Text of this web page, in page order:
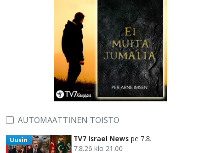
AUTOMAATTINEN TOISTO
Uusin TV7 Israel News pe 7.8.
7.8.26 klo 21.00